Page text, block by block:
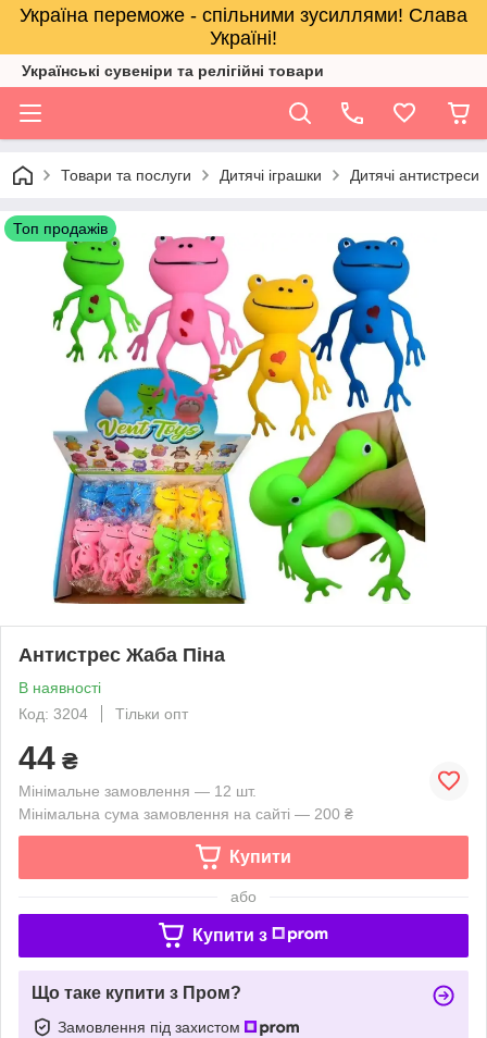
Україна переможе - спільними зусиллями! Слава
Україні!
Українські сувеніри та релігійнi товари
Товари та послуги Дитячі іграшки Дитячі антистреси
Топ продажів
Антистрес Жаба Піна
В наявності
Код: 3204
Тільки опт
44 ₴
Мінімальне замовлення — 12 шт.
Мінімальна сума замовлення на сайті — 200 ₴
Купити
або
Купити з
Що таке купити з Пром?
Замовлення під захистом